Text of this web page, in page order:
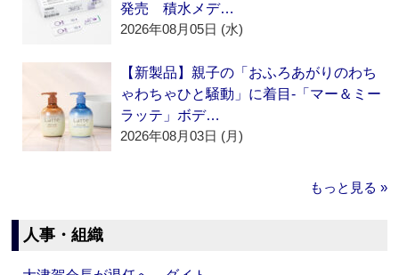
発売 積水メデ…
2026年08月05日 (水)
【新製品】親子の「おふろあがりのわち
ゃわちゃひと騒動」に着目‐「マー＆ミー
ラッテ」ボデ…
2026年08月03日 (月)
もっと見る »
人事・組織